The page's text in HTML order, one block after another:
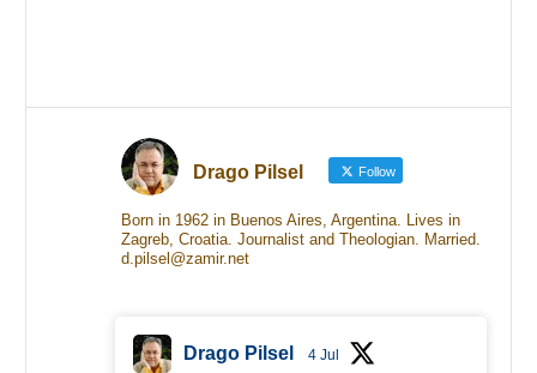
Drago Pilsel Follow
Born in 1962 in Buenos Aires, Argentina. Lives in
Zagreb, Croatia. Journalist and Theologian. Married.
d.pilsel@zamir.net
Drago Pilsel 4 Jul